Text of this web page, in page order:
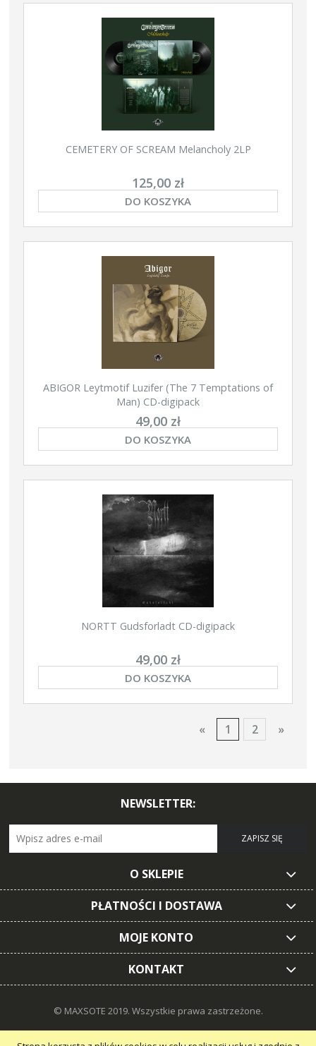
CEMETERY OF SCREAM Melancholy 2LP
125,00 zł
DO KOSZYKA
ABIGOR Leytmotif Luzifer (The 7 Temptations of
Man) CD-digipack
49,00 zł
DO KOSZYKA
NORTT Gudsforladt CD-digipack
49,00 zł
DO KOSZYKA
« 1 2 »
NEWSLETTER:
ZAPISZ SIĘ
O SKLEPIE
PŁATNOŚCI I DOSTAWA
MOJE KONTO
KONTAKT
© MAXSOTE 2019. Wszystkie prawa zastrzeżone.